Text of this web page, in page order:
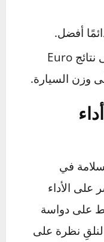
في
لا يكمن في
التلقائي –